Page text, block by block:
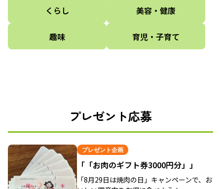
くらし 美容・健康
趣味 育児・子育て
プレゼント応募
プレゼント企画
「「お肉のギフト券3000円分」」
「8月29日は焼肉の日」キャンペーンで、お